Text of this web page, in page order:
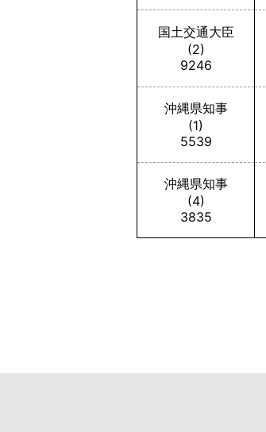
国土交通大臣
(2)
9246
沖縄県知事
(1)
5539
沖縄県知事
(4)
3835